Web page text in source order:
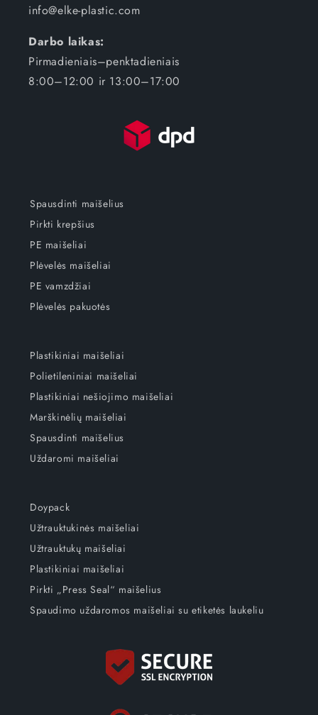
info@elke-plastic.com
Darbo laikas:
Pirmadieniais–penktadieniais
8:00–12:00 ir 13:00–17:00
Spausdinti maišelius
Pirkti krepšius
PE maišeliai
Plėvelės maišeliai
PE vamzdžiai
Plėvelės pakuotės
Plastikiniai maišeliai
Polietileniniai maišeliai
Plastikiniai nešiojimo maišeliai
Marškinėlių maišeliai
Spausdinti maišelius
Uždaromi maišeliai
Doypack
Užtrauktukinės maišeliai
Užtrauktukų maišeliai
Plastikiniai maišeliai
Pirkti „Press Seal“ maišelius
Spaudimo uždaromos maišeliai su etiketės laukeliu